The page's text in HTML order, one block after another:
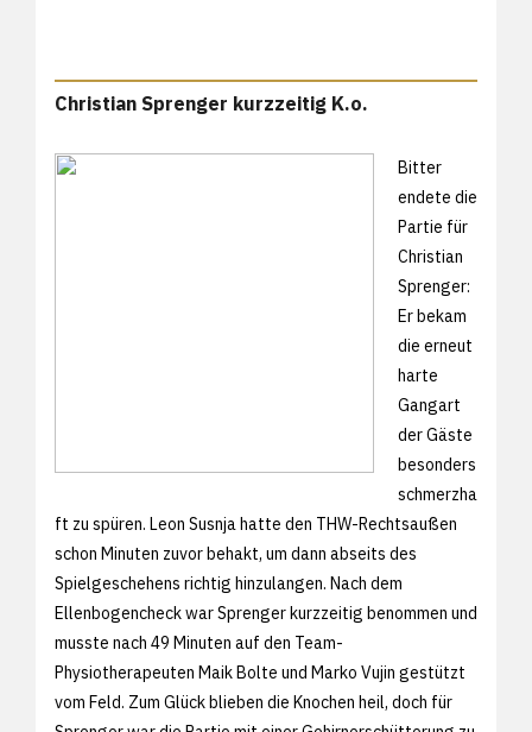
Christian Sprenger kurzzeitig K.o.
Bitter
endete die
Partie für
Christian
Sprenger:
Er bekam
die erneut
harte
Gangart
der Gäste
besonders
schmerzha
ft zu spüren. Leon Susnja hatte den THW-Rechtsaußen
schon Minuten zuvor behakt, um dann abseits des
Spielgeschehens richtig hinzulangen. Nach dem
Ellenbogencheck war Sprenger kurzzeitig benommen und
musste nach 49 Minuten auf den Team-
Physiotherapeuten Maik Bolte und Marko Vujin gestützt
vom Feld. Zum Glück blieben die Knochen heil, doch für